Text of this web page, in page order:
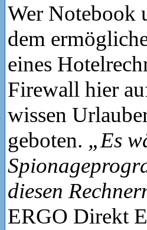
Wer Notebook
dem
eines
Firewall hier
wissen
geboten. „Es
diesen
ERGO Direkt